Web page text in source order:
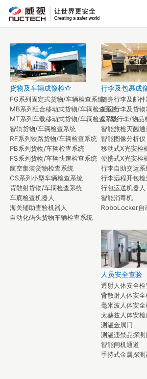
货物及车辆成像检查
FG系列固定式货物/车辆检查系统
MB系列组合移动式货物/车辆检查系统
MT系列车载移动式货物/车辆检查系统
智轨货物/车辆检查系统
RF系列铁路货物/车辆检查系统
PB系列货物/车辆检查系统
FS系列货物/车辆快速检查系统
航空集装货物检查系统
CS系列小型车辆检查系统
背散射货物/车辆检查系统
车底检查机器人
海关辅助查验机器人
自动化码头货物车辆检查系统
行李及包裹成
随身行李及邮
托运行李及货
CT型行李/物品
智能旅检灭菌通
智能图像分析仪
移动式X光安检
便携式X光安检
行李自助交运系
行李远程开包检
行包运送机器人
智能消毒机
RoboLocker自
人员安全查验
透射人体安全检
背散射人体安全
毫米波人体安全
太赫兹人体安检
测温金属门
测温违禁品探测
智能闸机通道
手持式金属探测